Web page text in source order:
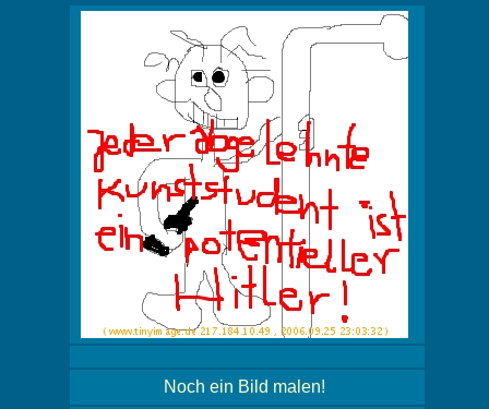
Noch ein Bild malen!